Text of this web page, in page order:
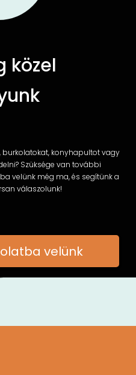
közel
burkolatokat, konyhapultot vagy
Szüksége van további
velünk még ma, és segítünk a
válaszolunk!
velünk